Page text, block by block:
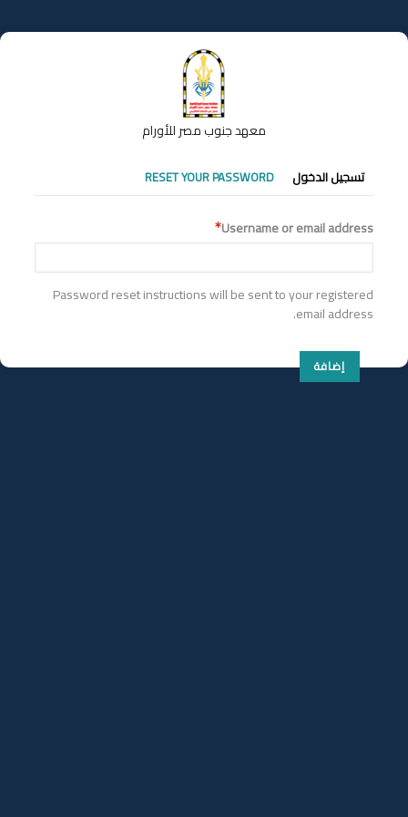
إلى
المحتوى
معهد جنوب مصر للأورام
التبويبات
الأساسية
تسجيل الدخول RESET YOUR PASSWORD
Username or email address
Password reset instructions will be sent to your registered
email address.